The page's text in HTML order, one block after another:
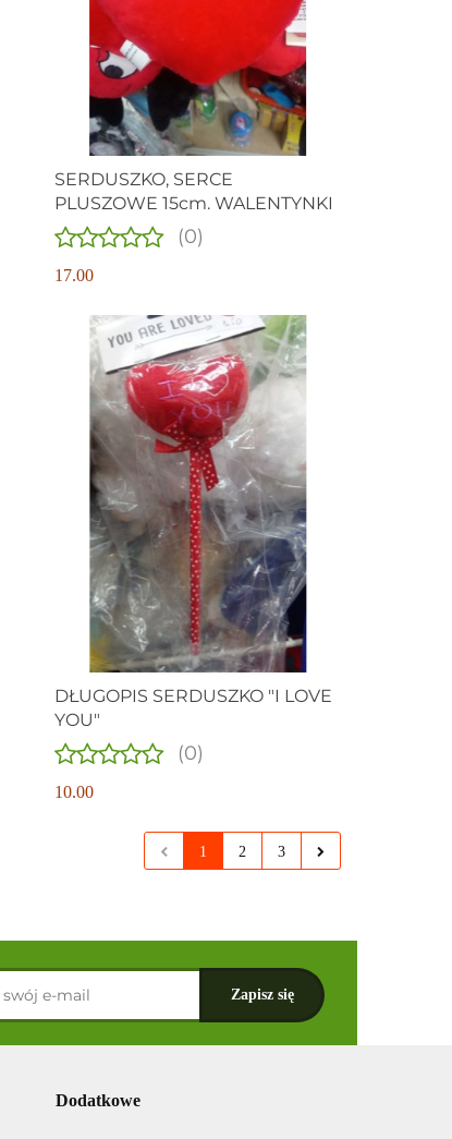
SERDUSZKO, SERCE
PLUSZOWE 15cm. WALENTYNKI
(0)
17.00
DŁUGOPIS SERDUSZKO "I LOVE
YOU"
(0)
10.00
1 2 3
Dodatkowe